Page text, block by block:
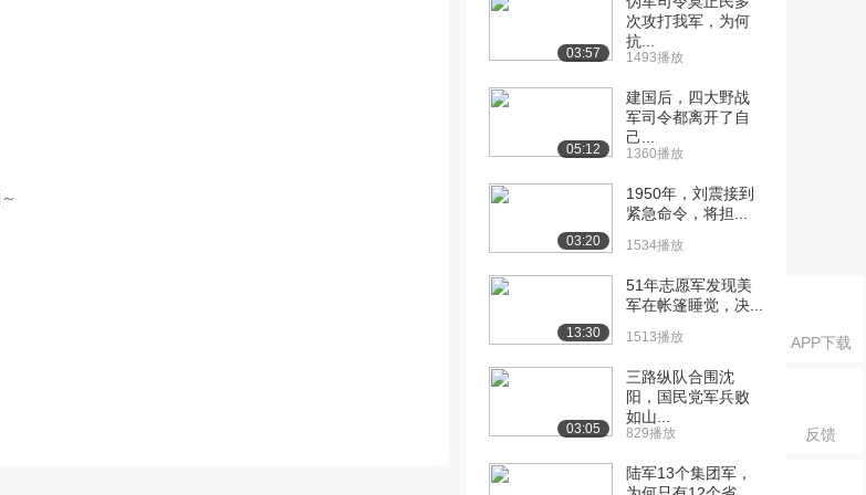
APP下载
反馈
03:57
次攻打我军，为何
抗...
1493播放
05:12
建国后，四大野战
军司令都离开了自
己...
1360播放
03:20
1950年，刘震接到
紧急命令，将担...
1534播放
13:30
51年志愿军发现美
军在帐篷睡觉，决...
1513播放
03:05
三路纵队合围沈
阳，国民党军兵败
如山...
829播放
陆军13个集团军，